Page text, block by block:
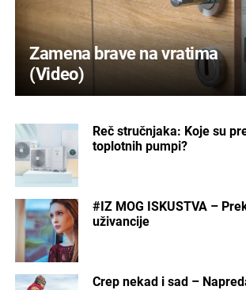
Zamena brave na vratima
(Video)
Reč stručnjaka: Koje su
toplotnih pumpi?
#IZ MOG ISKUSTVA –
uživancije
Crep nekad i sad –